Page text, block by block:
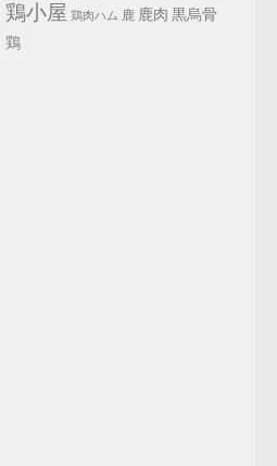
鶏小屋 鶏肉ハム 鹿 鹿肉 黒烏骨
鶏